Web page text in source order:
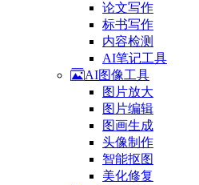
论文写作
标书写作
内容检测
AI笔记工具
AI图像工具
图片放大
图片编辑
图画生成
头像制作
智能抠图
美化修复